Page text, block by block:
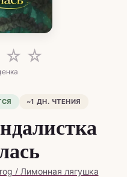
☆ ☆
~1 ДН. ЧТЕНИЯ
/ Лимонная лягушка